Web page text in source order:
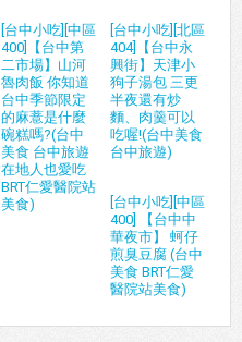
[台中小吃][中區
400]【台中第
二市場】山河
魯肉飯 你知道
台中季節限定
的麻薏是什麼
碗糕嗎?(台中
美食 台中旅遊
在地人也愛吃
BRT仁愛醫院站
美食)
[台中小吃][北區
404]【台中永
興街】天津小
狗子湯包 三更
半夜還有炒
麵、肉羹可以
吃喔!(台中美食
台中旅遊)
[台中小吃][中區
400] 【台中中
華夜市】 蚵仔
煎臭豆腐 (台中
美食 BRT仁愛
醫院站美食)